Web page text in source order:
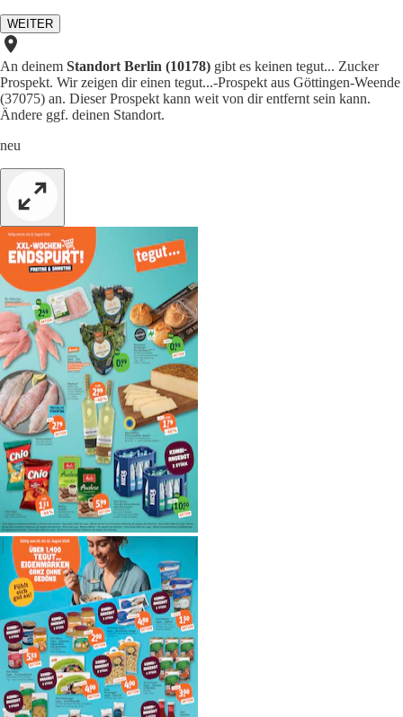
WEITER
An deinem Standort Berlin (10178) gibt es keinen tegut... Zucker
Prospekt. Wir zeigen dir einen tegut...-Prospekt aus Göttingen-Weende
(37075) an. Dieser Prospekt kann weit von dir entfernt sein kann.
Ändere ggf. deinen Standort.
neu